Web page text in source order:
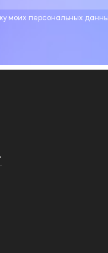
моих персональных